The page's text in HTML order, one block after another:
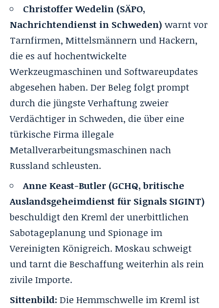
Christoffer Wedelin (SÄPO,
Nachrichtendienst in Schweden) warnt vor
Tarnfirmen, Mittelsmännern und Hackern,
die es auf hochentwickelte
Werkzeugmaschinen und Softwareupdates
abgesehen haben. Der Beleg folgt prompt
durch die jüngste Verhaftung zweier
Verdächtiger in Schweden, die über eine
türkische Firma illegale
Metallverarbeitungsmaschinen nach
Russland schleusten.
Anne Keast-Butler (GCHQ, britische
Auslandsgeheimdienst für Signals SIGINT)
beschuldigt den Kreml der unerbittlichen
Sabotageplanung und Spionage im
Vereinigten Königreich. Moskau schweigt
und tarnt die Beschaffung weiterhin als rein
zivile Importe.
Sittenbild: Die Hemmschwelle im Kreml ist